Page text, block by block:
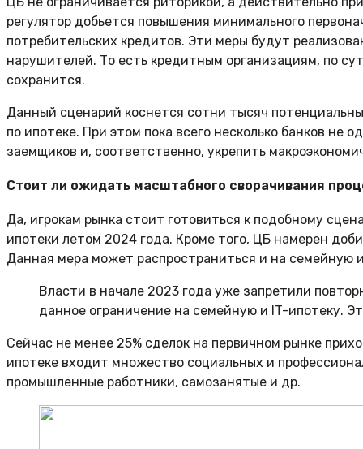
регулятор добьется повышения минимального
потребительских кредитов. Эти меры будут
нарушителей. То есть кредитным организациям, по
сохранится.
Данный сценарий коснется сотни тысяч
по ипотеке. При этом пока всего несколько банков
заемщиков и, соответственно, укрепить
Стоит ли ожидать масштабного сворачивания
Да, игрокам рынка стоит готовиться к подобному
ипотеки летом 2024 года. Кроме того, ЦБ намерен
Данная мера может распространиться и на семейную
Власти в начале 2023 года уже запретили
данное ограничение на семейную и IT-ипотеку.
Сейчас не менее 25% сделок на первичном рынке
ипотеке входит множество социальных и
промышленные работники, самозанятые и др.